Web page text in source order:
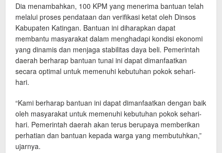
Dia menambahkan, 100 KPM yang menerima bantuan telah
melalui proses pendataan dan verifikasi ketat oleh Dinsos
Kabupaten Katingan. Bantuan ini diharapkan dapat
membantu masyarakat dalam menghadapi kondisi ekonomi
yang dinamis dan menjaga stabilitas daya beli. Pemerintah
daerah berharap bantuan tunai ini dapat dimanfaatkan
secara optimal untuk memenuhi kebutuhan pokok sehari-
hari.
“Kami berharap bantuan ini dapat dimanfaatkan dengan baik
oleh masyarakat untuk memenuhi kebutuhan pokok sehari-
hari. Pemerintah daerah akan terus berupaya memberikan
perhatian dan bantuan kepada warga yang membutuhkan,”
ujarnya.